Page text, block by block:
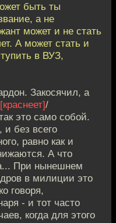
быть ты
а не
может и не стать
А может стать и
в ВУЗ,
Закосячил, а
[краснеет]/
это само собой.
и без всего
равно как и
А что
При нынешнем
в милиции это
говоря,
- и тот часто
когда для этого